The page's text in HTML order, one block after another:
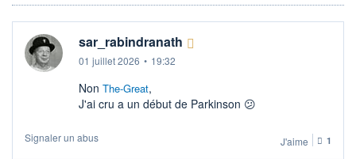
sar_rabindranath
01 juillet 2026 • 19:32
Non The-Great,
J'ai cru a un début de Parkinson 😕
Signaler un abus J'aime 1